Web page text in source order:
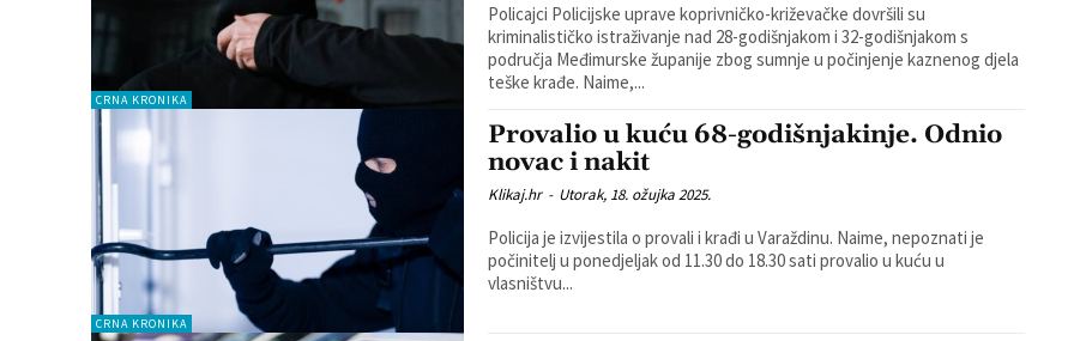
CRNA KRONIKA
Policajci Policijske uprave koprivničko-križevačke dovršili su
kriminalističko istraživanje nad 28-godišnjakom i 32-godišnjakom s
područja Međimurske županije zbog sumnje u počinjenje kaznenog djela
teške krađe. Naime,...
CRNA KRONIKA
Provalio u kuću 68-godišnjakinje. Odnio
novac i nakit
Klikaj.hr - Utorak, 18. ožujka 2025.
Policija je izvijestila o provali i krađi u Varaždinu. Naime, nepoznati je
počinitelj u ponedjeljak od 11.30 do 18.30 sati provalio u kuću u
vlasništvu...